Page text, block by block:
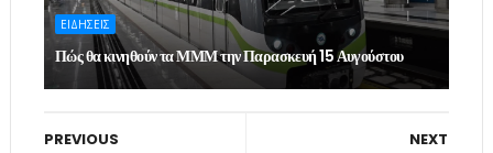
ΕΙΔΗΣΕΙΣ
Πώς θα κινηθούν τα ΜΜΜ την Παρασκευή 15 Αυγούστου
NEXT
PREVIOUS